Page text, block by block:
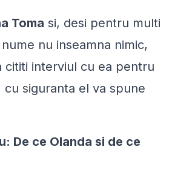
Toma si, desi pentru multi
nu inseamna nimic,
cititi interviul cu ea pentru
cu siguranta el va spune
De ce Olanda si de ce